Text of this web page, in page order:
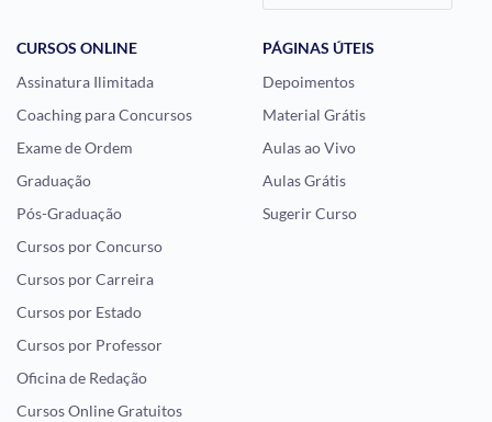
CURSOS ONLINE
Assinatura Ilimitada
Coaching para Concursos
Exame de Ordem
Graduação
Pós-Graduação
Cursos por Concurso
Cursos por Carreira
Cursos por Estado
Cursos por Professor
Oficina de Redação
Cursos Online Gratuitos
PÁGINAS ÚTEIS
Depoimentos
Material Grátis
Aulas ao Vivo
Aulas Grátis
Sugerir Curso